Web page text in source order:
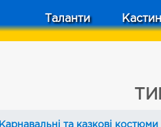
Таланти
Карнавальні та казкові костюми